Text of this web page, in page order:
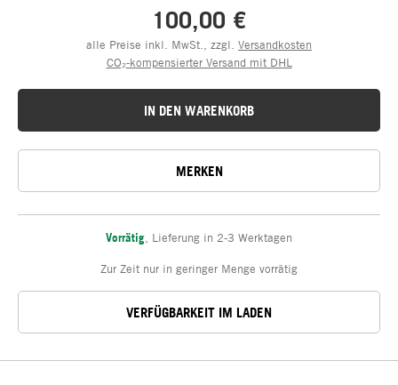
100,00 €
alle Preise inkl. MwSt., zzgl. Versandkosten
CO₂-kompensierter Versand mit DHL
IN DEN WARENKORB
MERKEN
Vorrätig Lieferung in 2-3 Werktagen
Zur Zeit nur in geringer Menge vorrätig
VERFÜGBARKEIT IM LADEN